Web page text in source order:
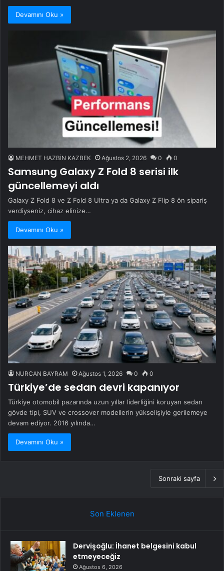
Devamını Oku »
MEHMET HAZBİN KAZBEK Ağustos 2, 2026 0 0
Samsung Galaxy Z Fold 8 serisi ilk
güncellemeyi aldı
Galaxy Z Fold 8 ve Z Fold 8 Ultra ya da Galaxy Z Flip 8 ön sipariş
verdiyseniz, cihaz elinize…
Devamını Oku »
NURCAN BAYRAM Ağustos 1, 2026 0 0
Türkiye’de sedan devri kapanıyor
Türkiye otomobil pazarında uzun yıllar liderliğini koruyan sedan
gövde tipi, SUV ve crossover modellerin yükselişiyle gerilemeye
devam ediyor. 2016 yılında…
Devamını Oku »
Sonraki sayfa
Son Eklenen
Dervişoğlu: İhanet belgesini kabul
etmeyeceğiz
Ağustos 6, 2026